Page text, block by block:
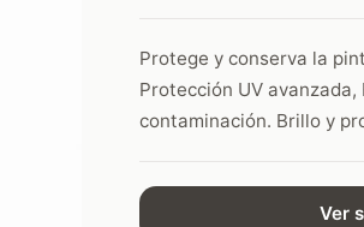
Protege y conserva la
Protección UV
contaminación. Brillo y
Ver